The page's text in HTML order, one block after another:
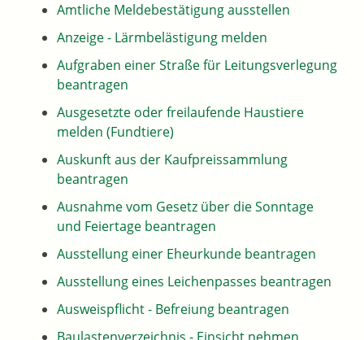
Amtliche Meldebestätigung ausstellen
Anzeige - Lärmbelästigung melden
Aufgraben einer Straße für Leitungsverlegung
beantragen
Ausgesetzte oder freilaufende Haustiere
melden (Fundtiere)
Auskunft aus der Kaufpreissammlung
beantragen
Ausnahme vom Gesetz über die Sonntage
und Feiertage beantragen
Ausstellung einer Eheurkunde beantragen
Ausstellung eines Leichenpasses beantragen
Ausweispflicht - Befreiung beantragen